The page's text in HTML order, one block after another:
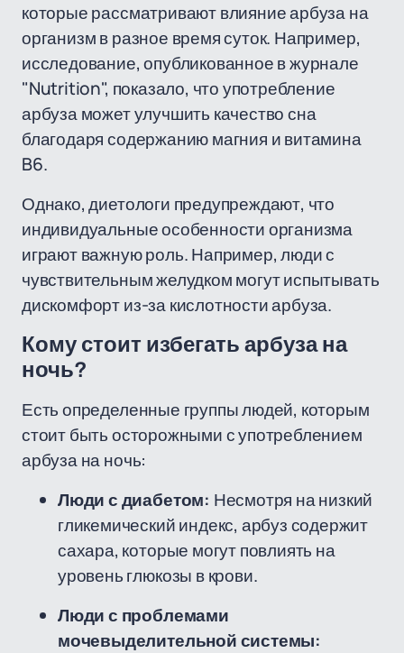
которые рассматривают влияние арбуза на
организм в разное время суток. Например,
исследование, опубликованное в журнале
"Nutrition", показало, что употребление
арбуза может улучшить качество сна
благодаря содержанию магния и витамина
B6.
Однако, диетологи предупреждают, что
индивидуальные особенности организма
играют важную роль. Например, люди с
чувствительным желудком могут испытывать
дискомфорт из-за кислотности арбуза.
Кому стоит избегать арбуза на
ночь?
Есть определенные группы людей, которым
стоит быть осторожными с употреблением
арбуза на ночь:
Люди с диабетом: Несмотря на низкий
гликемический индекс, арбуз содержит
сахара, которые могут повлиять на
уровень глюкозы в крови.
Люди с проблемами
мочевыделительной системы: